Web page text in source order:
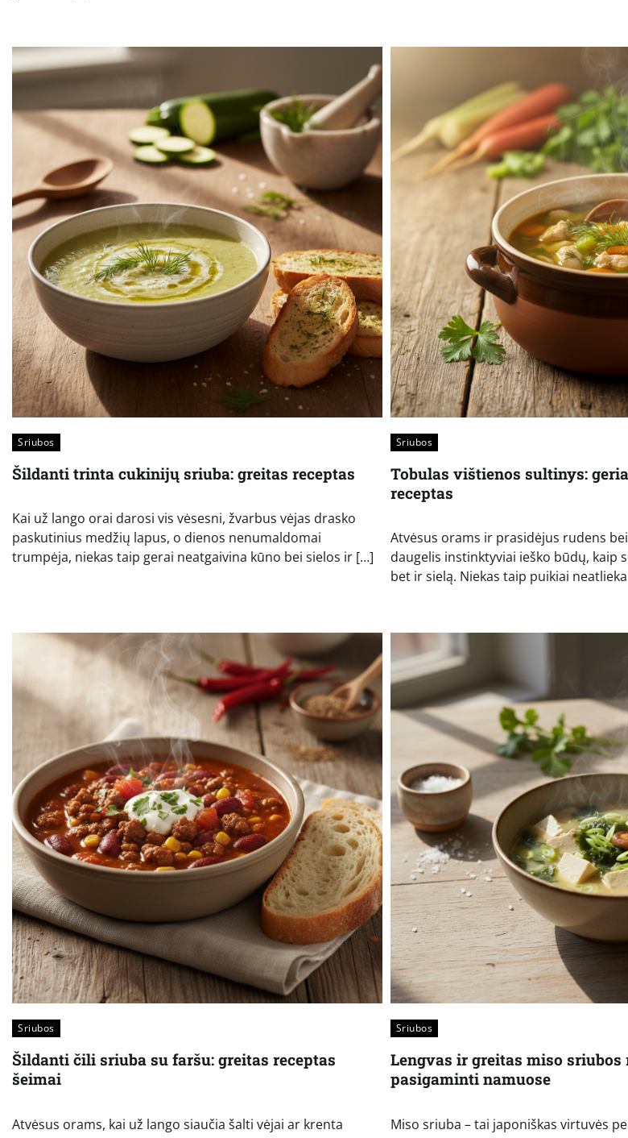
Sriubos
Šildanti trinta cukinijų sriuba: greitas receptas
Kai už lango orai darosi vis vėsesni, žvarbus vėjas drasko
paskutinius medžių lapus, o dienos nenumaldomai
trumpėja, niekas taip gerai neatgaivina kūno bei sielos ir […]
Sriubos
Tobulas vištienos sultinys:
receptas
Atvėsus orams ir prasidėjus rudens
daugelis instinktyviai ieško būdų, kaip
bet ir sielą. Niekas taip puikiai
Sriubos
Šildanti čili sriuba su faršu: greitas receptas
šeimai
Atvėsus orams, kai už lango siaučia šalti vėjai ar krenta
Sriubos
Lengvas ir greitas miso sriubos
pasigaminti namuose
Miso sriuba – tai japoniškas virtuvės